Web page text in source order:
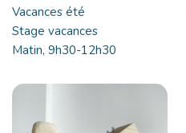
Vacances été
Stage vacances
Matin, 9h30-12h30